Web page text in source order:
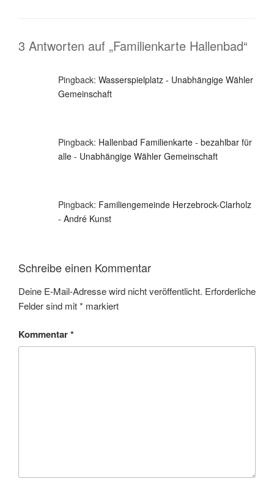
3 Antworten auf „Familienkarte Hallenbad“
Pingback: Wasserspielplatz - Unabhängige Wähler
Gemeinschaft
Pingback: Hallenbad Familienkarte - bezahlbar für
alle - Unabhängige Wähler Gemeinschaft
Pingback: Familiengemeinde Herzebrock-Clarholz
- André Kunst
Schreibe einen Kommentar
Deine E-Mail-Adresse wird nicht veröffentlicht. Erforderliche
Felder sind mit* markiert
Kommentar*